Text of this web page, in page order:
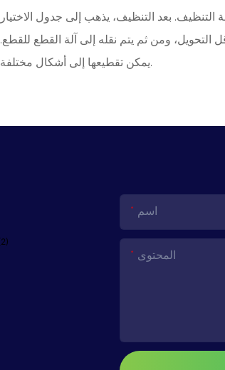
بعد التنظيف، يذهب إلى جدول الاختيار
التحويل، ومن ثم يتم نقله إلى آلة القطع للقطع.
يمكن تقطيعها إلى أشكال مختلفة.
اسم
المحتوى